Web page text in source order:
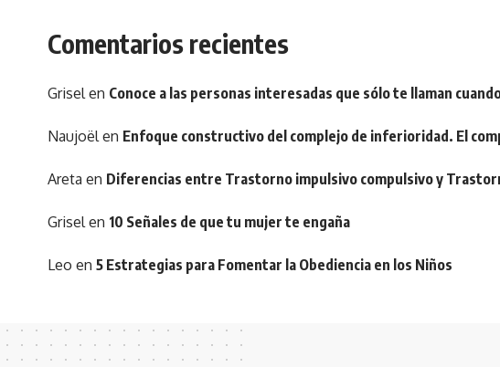
Comentarios recientes
Griselen Conoce a las personas interesadas que sólo te llaman
Naujoëlen Enfoque constructivo del complejo de inferioridad. El
Areta en Diferencias entre Trastorno impulsivo compulsivo y
Griselen 10 Señales de que tu mujer te engaña
Leo en 5 Estrategias para Fomentar la Obediencia en los Niños